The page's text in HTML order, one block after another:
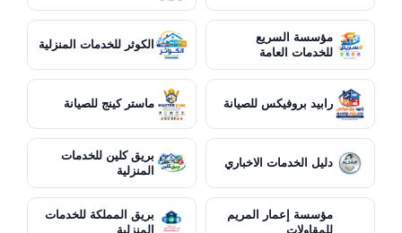
مؤسسة السريع
للخدمات العامة
الكوثر للخدمات المنزلية
رابيد بروفيكس للصيانة ماستر كينج للصيانة
دليل الخدمات الاخباري
بريق كلين للخدمات
المنزلية
مؤسسة إعمار المريم
للمقاولات
بريق المملكة للخدمات
المنزلية